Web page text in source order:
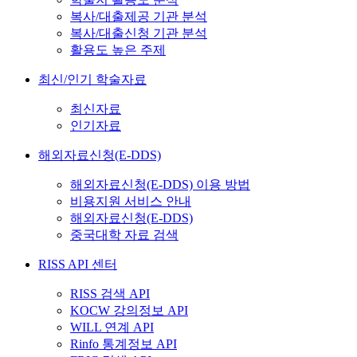
복사/대출제공 기관 분석
복사/대출신청 기관 분석
활용도 높은 주제
최신/인기 학술자료
최신자료
인기자료
해외자료신청(E-DDS)
해외자료신청(E-DDS) 이용 방법
비용지원 서비스 안내
해외자료신청(E-DDS)
중국대학 자료 검색
RISS API 센터
RISS 검색 API
KOCW 강의정보 API
WILL 연계 API
Rinfo 통계정보 API